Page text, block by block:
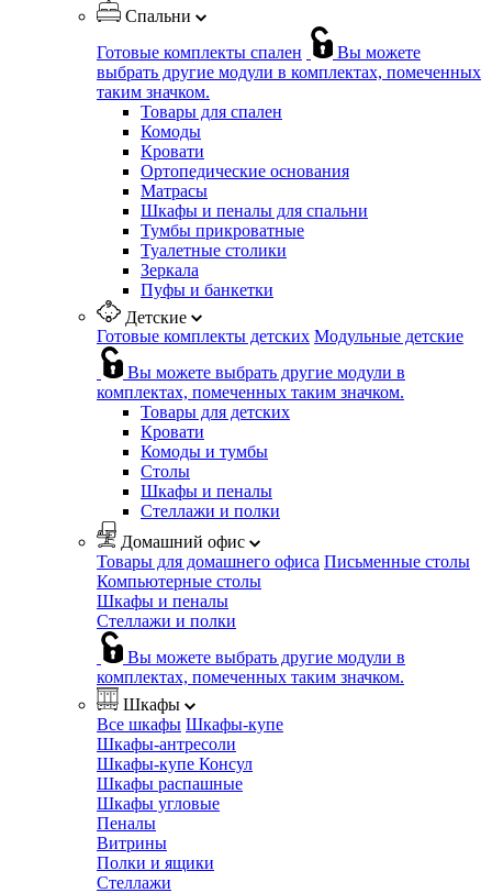
Спальни
Готовые комплекты спален
Вы можете
выбрать другие модули в комплектах, помеченных
таким значком.
Товары для спален
Комоды
Кровати
Ортопедические основания
Матрасы
Шкафы и пеналы для спальни
Тумбы прикроватные
Туалетные столики
Зеркала
Пуфы и банкетки
Детские
Готовые комплекты детских Модульные детские
Вы можете выбрать другие модули в
комплектах, помеченных таким значком.
Товары для детских
Кровати
Комоды и тумбы
Столы
Шкафы и пеналы
Стеллажи и полки
Домашний офис
Товары для домашнего офиса Письменные столы
Компьютерные столы
Шкафы и пеналы
Стеллажи и полки
Вы можете выбрать другие модули в
комплектах, помеченных таким значком.
Шкафы
Все шкафы Шкафы-купе
Шкафы-антресоли
Шкафы-купе Консул
Шкафы распашные
Шкафы угловые
Пеналы
Витрины
Полки и ящики
Стеллажи